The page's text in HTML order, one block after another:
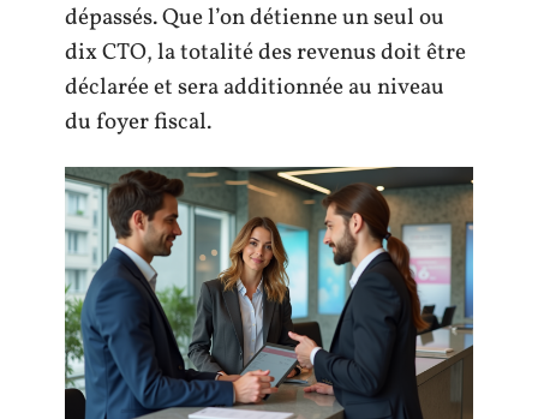
dépassés. Que l’on détienne un seul ou
dix CTO, la totalité des revenus doit être
déclarée et sera additionnée au niveau
du foyer fiscal.